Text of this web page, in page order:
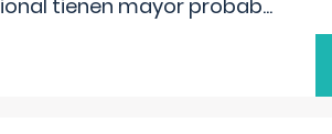
tienen mayor probab...